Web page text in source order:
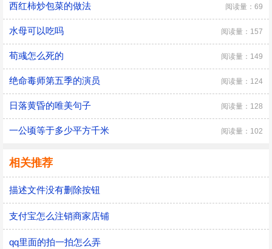
西红柿炒包菜的做法 阅读量：69
水母可以吃吗 阅读量：157
荀彧怎么死的 阅读量：149
绝命毒师第五季的演员 阅读量：124
日落黄昏的唯美句子 阅读量：128
一公顷等于多少平方千米 阅读量：102
相关推荐
描述文件没有删除按钮
支付宝怎么注销商家店铺
qq里面的拍一拍怎么弄